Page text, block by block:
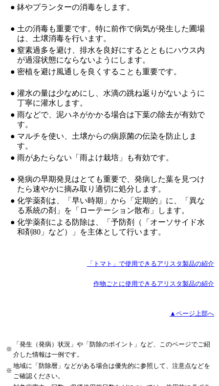
● 鉢やプランターの消毒をします。
● 土の消毒も重要です。特に前作で病気が発生した圃場
は、土壌消毒を行います。
● 窒素過多を避け、排水を良好にするとともにハウス内
が過湿状態にならないようにします。
● 密植を避け風通しを良くすることも重要です。
● 灌水の量は少なめにし、水滴の跳ね返りがないように
丁寧に灌水します。
● 雨などで、泥ハネがかかる場合は下葉の除去が有効で
す。
● マルチを使い、土壌からの病原菌の伝染を防止しま
す。
● 雨があたらない「雨よけ栽培」も有効です。
● 発病の早期発見はとても重要で、発病した葉を見つけ
たら速やかに摘み取り適切に処分します。
● 化学薬剤は、「早い時期」から「定期的」に、「異な
る系統の剤」を「ローテーション散布」します。
● 化学薬剤による防除は、「予防剤（「オーソサイド水
和剤80」など）」を主体として行います。
「トマト」で使用できるアリスタ製品の紹介
作物ごとに使用できるアリスタ製品の紹介
▲ページ上部へ
※
「発生（発病）状況」や「防除のポイント」など、このページでご紹
介した情報は一例です。
※
地域に「防除暦」などがある場合は優先的に参照して、注意点などを
ご確認ください。